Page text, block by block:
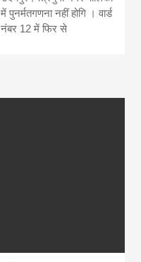
में पुनर्मतगणना नहीं होगि । वार्ड
नंबर 12 में फिर से